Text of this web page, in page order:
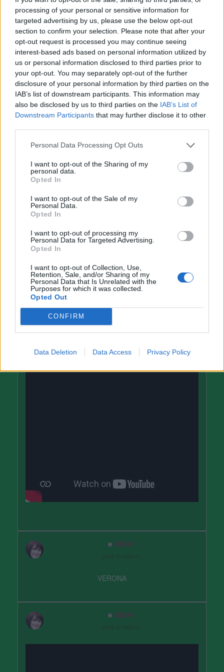
processing of your personal or sensitive information for
targeted advertising by us, please use the below opt-out
section to confirm your selection. Please note that after your
opt-out request is processed you may continue seeing
interest-based ads based on personal information utilized by
us or personal information disclosed to third parties prior to
your opt-out. You may separately opt-out of the further
disclosure of your personal information by third parties on the
IAB’s list of downstream participants. This information may
also be disclosed by us to third parties on the IAB’s List of
Downstream Participants that may further disclose it to other
Personal Data Processing Opt Outs
I want to opt-out of the Sharing of my
personal data.
Opted In
I want to opt-out of the Sale of my
Personal Data.
Opted In
I want to opt-out of processing my
Personal Data for Targeted Advertising.
Opted In
I want to opt-out of Collection, Use,
Retention, Sale, and/or Sharing of my
Personal Data that Is Unrelated with the
Purposes for which it was collected.
Opted Out
CONFIRM
Data Deletion Data Access Privacy Policy
MIDAR
před 3 měsíci
MIDAR
Neil Diamond - Sweet Caroline
před 4 měsíci
MIDAR
VERONA
MIDAR